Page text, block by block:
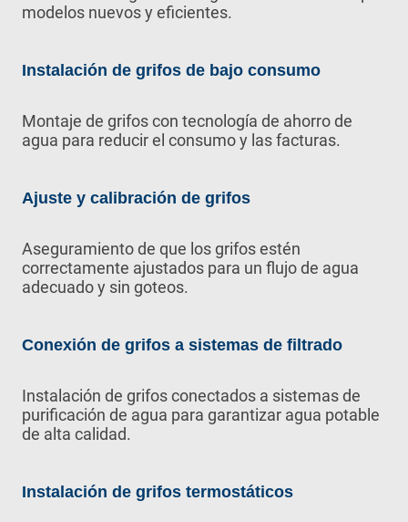
modelos nuevos y eficientes.
Instalación de grifos de bajo consumo
Montaje de grifos con tecnología de ahorro de
agua para reducir el consumo y las facturas.
Ajuste y calibración de grifos
Aseguramiento de que los grifos estén
correctamente ajustados para un flujo de agua
adecuado y sin goteos.
Conexión de grifos a sistemas de filtrado
Instalación de grifos conectados a sistemas de
purificación de agua para garantizar agua potable
de alta calidad.
Instalación de grifos termostáticos